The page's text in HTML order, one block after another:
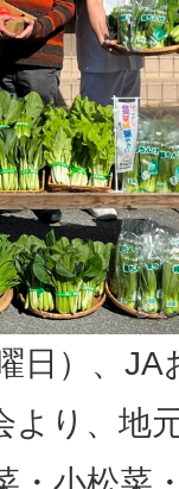
日）、
より、地